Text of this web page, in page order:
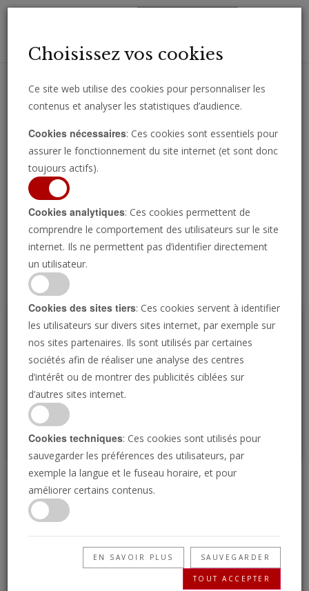
importantes directement par e-mail.
Regarder l’émission
P
« Enracinés et fondés »
en Christ
11/07/2025 • 24 Minutes
Le livre biblique des Colossiens mentionne à
Choisissez vos cookies
Ce site web utilise des cookies pour personnaliser les
contenus et analyser les statistiques d’audience.
Cookies nécessaires: Ces cookies sont essentiels pour
assurer le fonctionnement du site internet (et sont donc
toujours actifs).
Cookies analytiques: Ces cookies permettent de
comprendre le comportement des utilisateurs sur le site
internet. Ils ne permettent pas d’identifier directement
un utilisateur.
Cookies des sites tiers: Ces cookies servent à identifier
les utilisateurs sur divers sites internet, par exemple sur
nos sites partenaires. Ils sont utilisés par certaines
sociétés afin de réaliser une analyse des centres
d’intérêt ou de montrer des publicités ciblées sur
d’autres sites internet.
Cookies techniques: Ces cookies sont utilisés pour
sauvegarder les préférences des utilisateurs, par
exemple la langue et le fuseau horaire, et pour
améliorer certains contenus.
EN SAVOIR PLUS SAUVEGARDER
TOUT ACCEPTER